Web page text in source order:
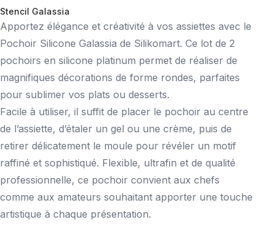
Stencil Galassia
Apportez élégance et créativité à vos assiettes avec le
Pochoir Silicone Galassia de Silikomart. Ce lot de 2
pochoirs en silicone platinum permet de réaliser de
magnifiques décorations de forme rondes, parfaites
pour sublimer vos plats ou desserts.
Facile à utiliser, il suffit de placer le pochoir au centre
de l’assiette, d’étaler un gel ou une crème, puis de
retirer délicatement le moule pour révéler un motif
raffiné et sophistiqué. Flexible, ultrafin et de qualité
professionnelle, ce pochoir convient aux chefs
comme aux amateurs souhaitant apporter une touche
artistique à chaque présentation.